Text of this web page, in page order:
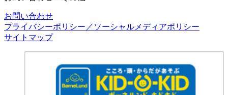
お問い合わせ
プライバシーポリシー／ソーシャルメディアポリシー
サイトマップ